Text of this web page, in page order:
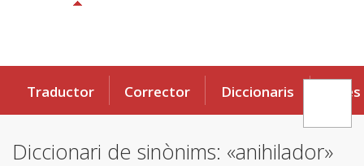
Traductor Corrector Diccionaris Eines
Diccionari de sinònims: «anihilador»